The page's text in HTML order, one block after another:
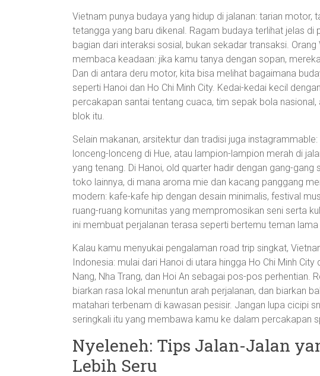
Vietnam punya budaya yang hidup di jalanan: tarian motor,
tetangga yang baru dikenal. Ragam budaya terlihat jelas
bagian dari interaksi sosial, bukan sekadar transaksi.
membaca keadaan: jika kamu tanya dengan sopan,
Dan di antara deru motor, kita bisa melihat bagaimana
seperti Hanoi dan Ho Chi Minh City. Kedai-kedai kecil
percakapan santai tentang cuaca, tim sepak bola
blok itu.
Selain makanan, arsitektur dan tradisi juga instagrammable:
lonceng-lonceng di Hue, atau lampion-lampion merah di
yang tenang. Di Hanoi, old quarter hadir dengan gang-
toko lainnya, di mana aroma mie dan kacang panggang
modern: kafe-kafe hip dengan desain minimalis, festival
ruang-ruang komunitas yang mempromosikan seni serta
ini membuat perjalanan terasa seperti bertemu teman
Kalau kamu menyukai pengalaman road trip singkat,
Indonesia: mulai dari Hanoi di utara hingga Ho Chi Minh
Nang, Nha Trang, dan Hoi An sebagai pos-pos perhentian.
biarkan rasa lokal menuntun arah perjalanan, dan biarkan
matahari terbenam di kawasan pesisir. Jangan lupa cicipi
seringkali itu yang membawa kamu ke dalam percakapan
Nyeleneh: Tips Jalan-Jalan
Lebih Seru